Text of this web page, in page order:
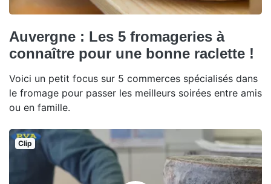
Auvergne : Les 5 fromageries à
connaître pour une bonne raclette !
Voici un petit focus sur 5 commerces spécialisés dans
le fromage pour passer les meilleurs soirées entre amis
ou en famille.
Clip